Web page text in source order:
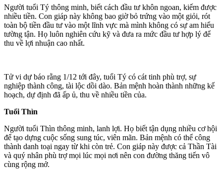
Người tuổi Tý thông minh, biết cách đầu tư khôn ngoan, kiếm được
nhiều tiền. Con giáp này không bao giờ bỏ trứng vào một giỏi, rót
toàn bộ tiền đầu tư vào một lĩnh vực mà mình không có sự am hiểu
tường tận. Họ luôn nghiên cứu kỹ và đưa ra mức đầu tư hợp lý để
thu về lợi nhuận cao nhất.
Tử vi dự báo rằng 1/12 tới đây, tuổi Tý có cát tinh phù trợ, sự
nghiệp thành công, tài lộc dồi dào. Bản mệnh hoàn thành những kế
hoạch, dự định đã ấp ủ, thu về nhiều tiền của.
Tuổi Thìn
Người tuổi Thìn thông minh, lanh lợi. Họ biết tận dụng nhiều cơ hội
để tạo dựng cuộc sống sung túc, viên mãn. Bản mệnh có thể công
thành danh toại ngay từ khi còn trẻ. Con giáp này được cả Thần Tài
và quý nhân phù trợ mọi lúc mọi nơi nên con đường thăng tiến vô
cùng rộng mở.